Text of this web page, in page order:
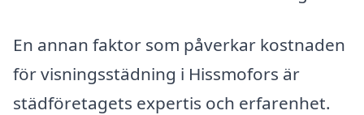
En annan faktor som påverkar kostnaden
för visningsstädning i Hissmofors är
städföretagets expertis och erfarenhet.